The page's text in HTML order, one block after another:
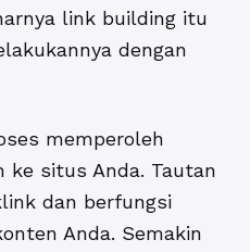
link building itu
dengan
memperoleh
ke situs Anda. Tautan
dan berfungsi
Anda. Semakin